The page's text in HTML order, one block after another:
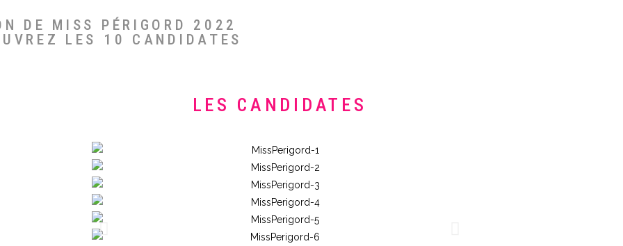
DE MISS PÉRIGORD 2022
LES 10 CANDIDATES
LES CANDIDATES